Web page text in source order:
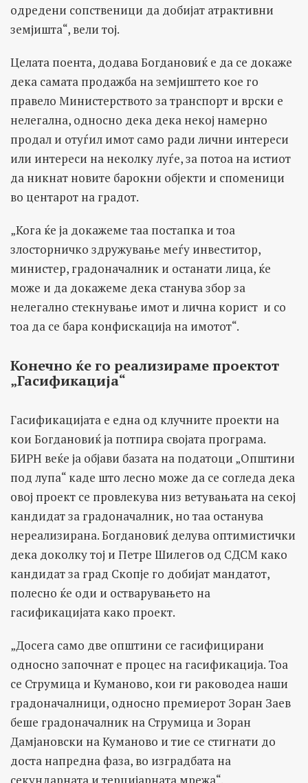
одредени сопственици да добијат атрактивни
земјишта“, вели тој.
Целата поента, додава Богдановиќ е да се докаже
дека самата продажба на земјиштето кое го
правело Министерството за транспорт и врски е
нелегална, односно дека дека некој намерно
продал и отуѓил имот само ради лични интереси
или интереси на неколку луѓе, за потоа на истиот
да никнат новите барокни објекти и споменици
во центарот на градот.
„Кога ќе ја докажеме таа постапка и тоа
злосторничко здружување меѓу инвеститор,
министер, градоначалник и останати лица, ќе
може и да докажеме дека станува збор за
нелегално стекнување имот и лична корист и со
тоа да се бара конфискација на имотот“.
Конечно ќе го реализираме проектот
„Гасификација“
Гасификацијата е една од клучните проекти на
кои Богдановиќ ја потпира својата програма.
БИРН веќе ја објави базата на податоци „Општини
под лупа“ каде што лесно може да се согледа дека
овој проект се провлекува низ ветувањата на секој
кандидат за градоначалник, но таа останува
нереализирана. Богдановиќ делува оптимистички
дека доколку тој и Петре Шилегов од СДСМ како
кандидат за град Скопје го добијат мандатот,
полесно ќе оди и остварувањето на
гасификацијата како проект.
„Досега само две општини се гасифицирани
односно започнат е процес на гасификација. Тоа
се Струмица и Куманово, кои ги раководеа наши
градоначалници, односно премиерот Зоран Заев
беше градоначалник на Струмица и Зоран
Дамјановски на Куманово и тие се стигнати до
доста напредна фаза, во изградбата на